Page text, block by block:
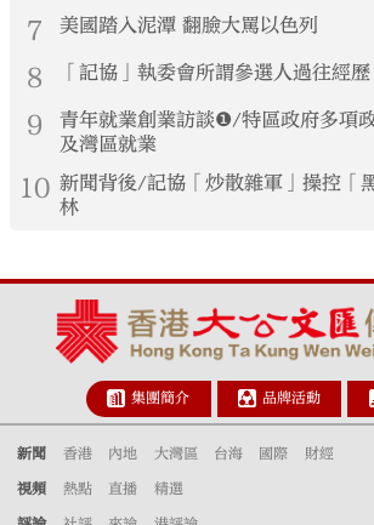
7 美國踏入泥潭 翻臉大罵以色列
8 「記協」執委會所謂參選人過往經歷
9
青年就業創業訪談❶/特區政府多項
及灣區就業
10 新聞背後/記協「炒散雜軍」操控「
林
集團簡介 品牌活動
新聞 香港 內地 大灣區 台海 國際 財經
視頻 熱點 直播 精選